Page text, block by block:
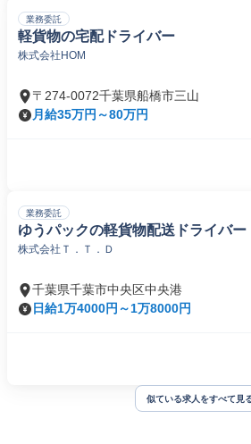
業務委託
軽貨物の宅配ドライバー
株式会社HOM
〒274-0072千葉県船橋市三山
月給35万円～80万円
業務委託
ゆうパックの軽貨物配送ドライバー
株式会社Ｔ．Ｔ．Ｄ
千葉県千葉市中央区中央港
日給1万4000円～1万8000円
似ている求人をすべて見